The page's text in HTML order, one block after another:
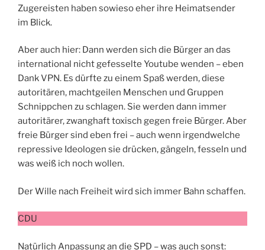
Zugereisten haben sowieso eher ihre Heimatsender
im Blick.
Aber auch hier: Dann werden sich die Bürger an das
international nicht gefesselte Youtube wenden – eben
Dank VPN. Es dürfte zu einem Spaß werden, diese
autoritären, machtgeilen Menschen und Gruppen
Schnippchen zu schlagen. Sie werden dann immer
autoritärer, zwanghaft toxisch gegen freie Bürger. Aber
freie Bürger sind eben frei – auch wenn irgendwelche
repressive Ideologen sie drücken, gängeln, fesseln und
was weiß ich noch wollen.
Der Wille nach Freiheit wird sich immer Bahn schaffen.
CDU
Natürlich Anpassung an die SPD – was auch sonst: